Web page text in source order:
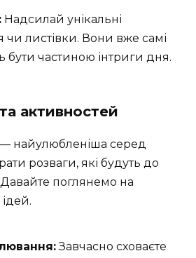
Надсилай унікальні
чи листівки. Вони вже самі
бути частиною інтриги дня.
активностей
— найулюбленіша серед
розваги, які будуть до
поглянемо на
Завчасно сховаєте